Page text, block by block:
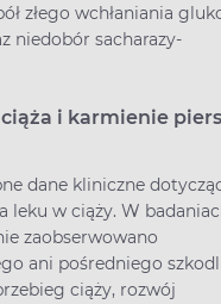
złego wchłaniania
niedobór sacharazy-
i karmienie
dane kliniczne
leku w ciąży. W
zaobserwowano
ani pośredniego
ciąży, rozwój